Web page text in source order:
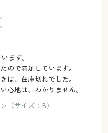
ます。
ので満足しています。
は、在庫切れでした。
心地は、わかりません。
（サイズ：B）